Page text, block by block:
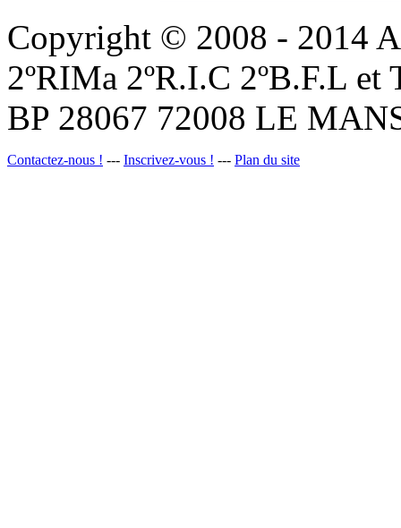
Copyright © 2008 - 2014
2ºRIMa 2ºR.I.C 2ºB.F.L
BP 28067 72008 LE
Contactez-nous ! --- Inscrivez-vous ! --- Plan du site